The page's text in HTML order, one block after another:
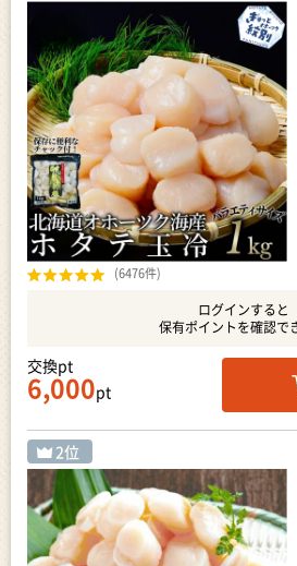
(6476件)
ログインすると
保有ポイントを確認で
交換pt
6,000pt